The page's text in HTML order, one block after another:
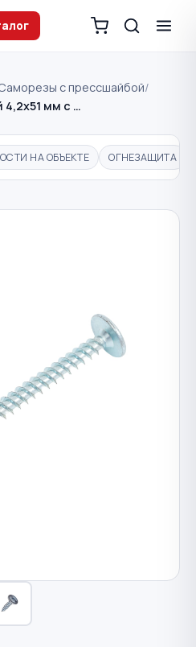
с прессшайбой/
мм с …
НА ОБЪЕКТЕ ОГНЕЗАЩИТА